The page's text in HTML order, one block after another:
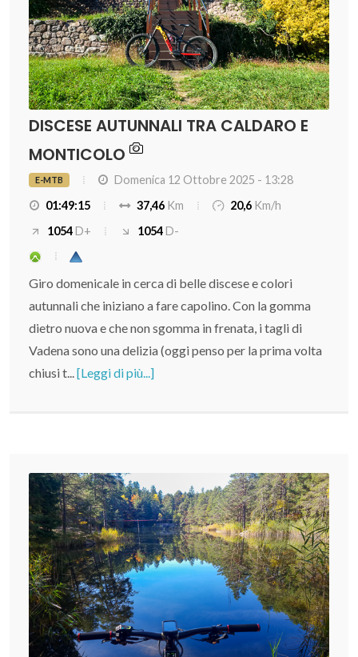
DISCESE AUTUNNALI TRA CALDARO E
MONTICOLO
E-MTB
Domenica 12 Ottobre 2025 - 13:28
01:49:15
37,46 Km 20,6 Km/h
1054D+ 1054D-
Giro domenicale in cerca di belle discese e colori
autunnali che iniziano a fare capolino. Con la gomma
dietro nuova e che non sgomma in frenata, i tagli di
Vadena sono una delizia (oggi penso per la prima volta
chiusi t... [Leggi di più...]